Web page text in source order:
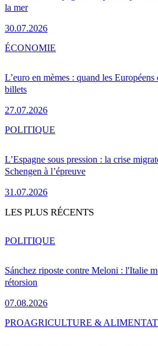
la mer
30.07.2026
L’euro en mèmes : quand les
billets
27.07.2026
ÉCONOMIE
L’Espagne sous pression : la crise
Schengen à l’épreuve
31.07.2026
POLITIQUE
LES PLUS RÉCENTS
Sánchez riposte contre Meloni : l'Italie
rétorsion
07.08.2026
POLITIQUE
PROAGRICULTURE &